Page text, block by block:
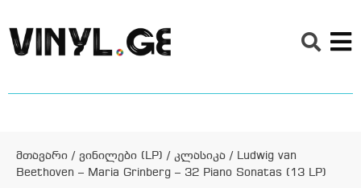
მთავარი / ვინილები (LP) / კლასიკა / Ludwig van
Beethoven – Maria Grinberg – 32 Piano Sonatas (13 LP)